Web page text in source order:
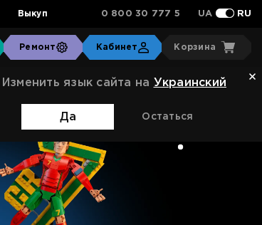
Выкуп 0 800 30 777 5 UA RU
Ремонт Кабинет Корзина
Изменить язык сайта на Украинский
Да Остаться